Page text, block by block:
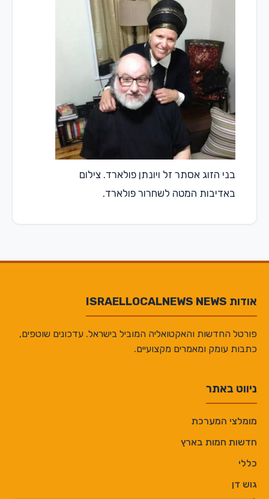
בני הזוג אסתר זל ויונתן פולארד. צילום
באדיבות המטה לשחרור פולארד.
אודות ISRAELLOCALNEWS NEWS
פורטל החדשות והאקטואליה המוביל בישראל. עדכונים שוטפים,
כתבות עומק ומאמרים מקצועיים.
ניווט באתר
מומלצי המערכת
חדשות חמות בארץ
כללי
גוש דן